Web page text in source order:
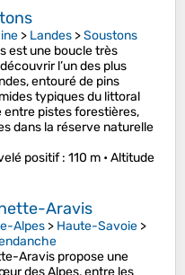
> Landes >Soustons
est une boucle très
l’un des plus
entouré de pins
typiques du littoral
entre pistes forestières,
dans la réserve naturelle
positif: 110 m •Altitude
Aravis
Alpes > Haute-Savoie >
Aravis propose une
des Alpes, entre les